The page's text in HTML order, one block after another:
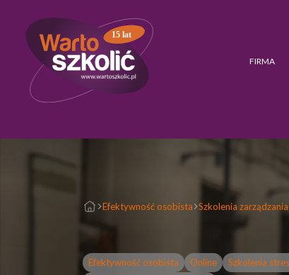
15 lat
FIRMA
Efektywność osobista Szkolenia
Efektywność osobista Online
Szkolenia